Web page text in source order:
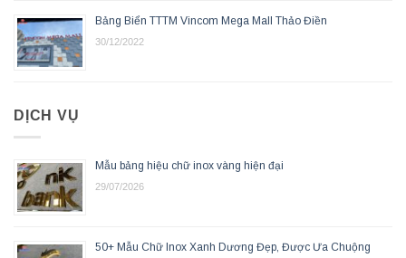
Bảng Biển TTTM Vincom Mega Mall Thảo Điền
30/12/2022
DỊCH VỤ
Mẫu bảng hiệu chữ inox vàng hiện đại
29/07/2026
50+ Mẫu Chữ Inox Xanh Dương Đẹp, Được Ưa Chuộng